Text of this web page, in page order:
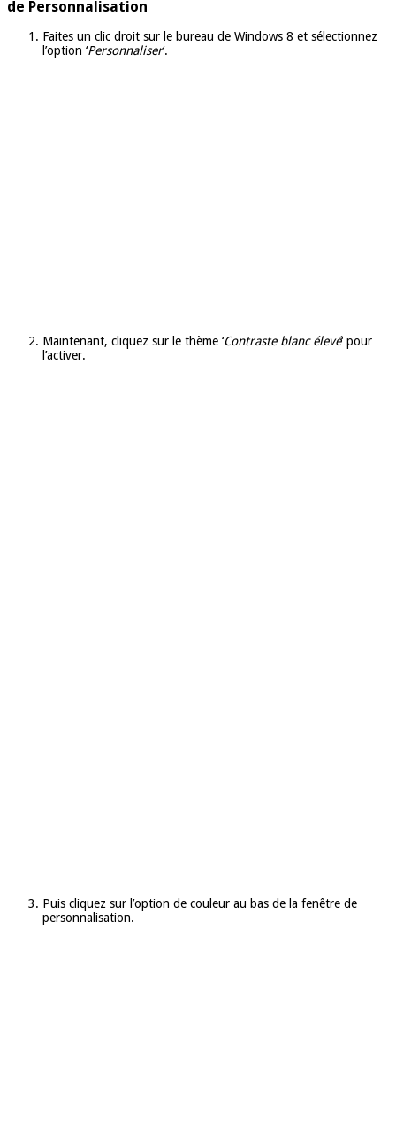
de Personnalisation
Faites un clic droit sur le bureau de Windows 8 et sélectionnez
l’option ‘Personnaliser‘.
Maintenant, cliquez sur le thème ‘Contraste blanc élevé‘ pour
l’activer.
Puis cliquez sur l’option de couleur au bas de la fenêtre de
personnalisation.